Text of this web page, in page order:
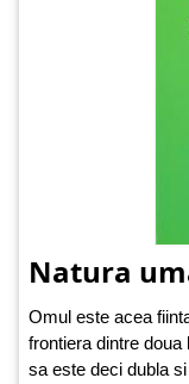
Natura
Omul este acea
frontiera dintre
sa este deci dubla